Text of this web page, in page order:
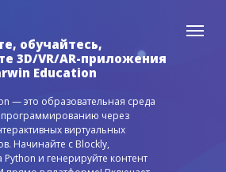
обучайтесь,
3D/VR/AR-приложения
Education
— это образовательная среда
через
виртуальных
Начинайте с Blockly,
Python и генерируйте контент